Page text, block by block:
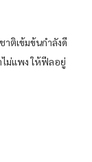
ติเข้มข้นกำลังดี
ม่แพง ให้ฟีลอยู่